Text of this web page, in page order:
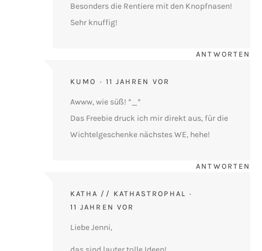
Besonders die Rentiere mit den Knopfnasen!
Sehr knuffig!
KUMO 11 JAHREN VOR
ANTWORTEN
Awww, wie süß! *_*
Das Freebie druck ich mir direkt aus, für die
Wichtelgeschenke nächstes WE, hehe!
KATHA // KATHASTROPHAL
11 JAHREN VOR
ANTWORTEN
Liebe Jenni,